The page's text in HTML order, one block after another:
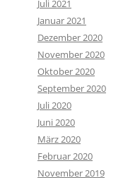
Juli 2021
Januar 2021
Dezember 2020
November 2020
Oktober 2020
September 2020
Juli 2020
Juni 2020
März 2020
Februar 2020
November 2019